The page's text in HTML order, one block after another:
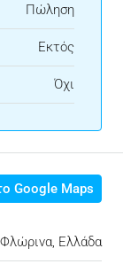
Πώληση
Εκτός
Όχι
Google Maps
Ελλάδα